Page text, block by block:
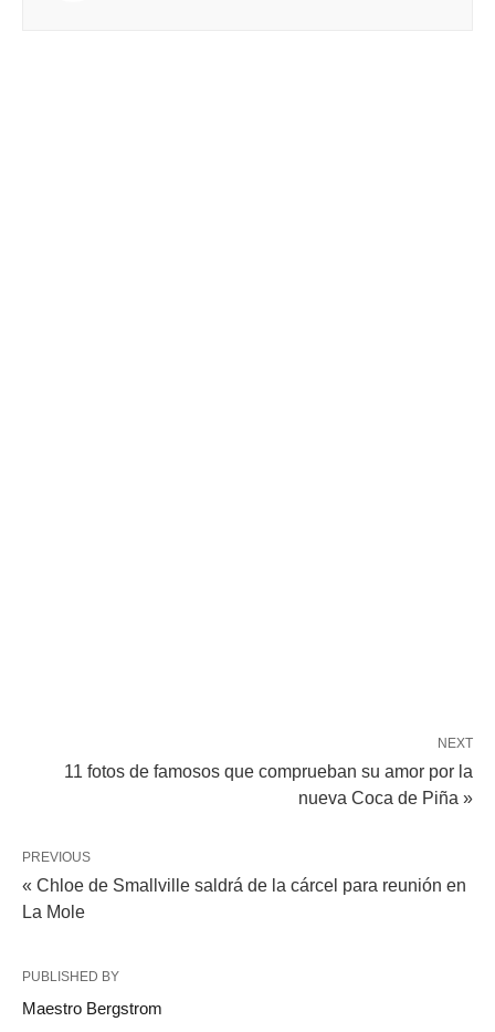
NEXT
11 fotos de famosos que comprueban su amor por la
nueva Coca de Piña »
PREVIOUS
« Chloe de Smallville saldrá de la cárcel para reunión en
La Mole
PUBLISHED BY
Maestro Bergstrom